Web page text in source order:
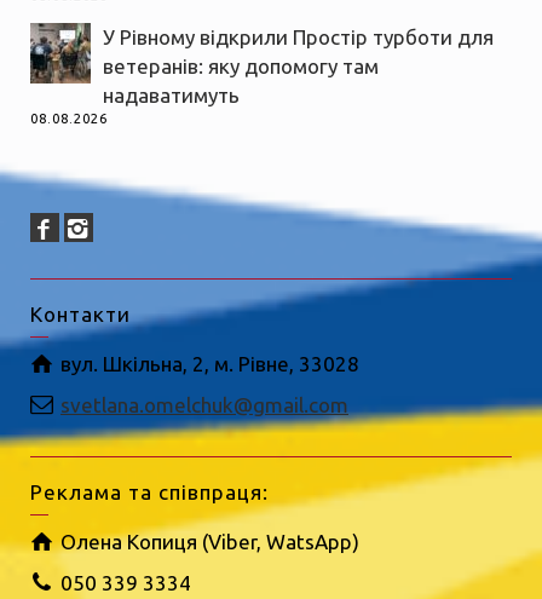
У Рівному відкрили Простір турботи для
ветеранів: яку допомогу там
надаватимуть
08.08.2026
Контакти
вул. Шкільна, 2, м. Рівне, 33028
svetlana.omelchuk@gmail.com
Реклама та співпраця:
Олена Копиця (Viber, WatsApp)
050 339 3334